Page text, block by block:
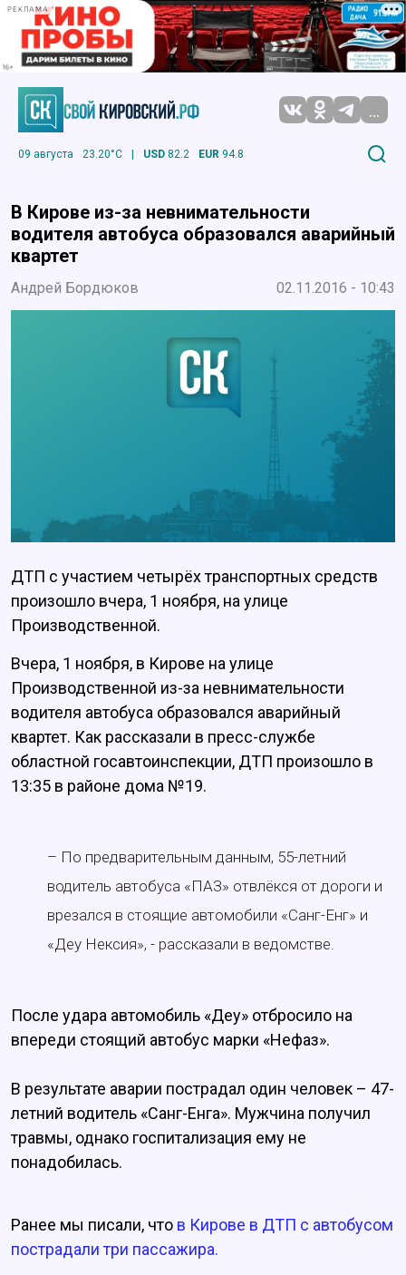
РЕКЛАМА
...
09 августа 23.20°C | USD 82.2 EUR 94.8
В Кирове из-за невнимательности
водителя автобуса образовался аварийный
квартет
Андрей Бордюков 02.11.2016 - 10:43
ДТП с участием четырёх транспортных средств
произошло вчера, 1 ноября, на улице
Производственной.
Вчера, 1 ноября, в Кирове на улице
Производственной из-за невнимательности
водителя автобуса образовался аварийный
квартет. Как рассказали в пресс-службе
областной госавтоинспекции, ДТП произошло в
13:35 в районе дома №19.
– По предварительным данным, 55-летний
водитель автобуса «ПАЗ» отвлёкся от дороги и
врезался в стоящие автомобили «Санг-Енг» и
«Деу Нексия», - рассказали в ведомстве.
После удара автомобиль «Деу» отбросило на
впереди стоящий автобус марки «Нефаз».
В результате аварии пострадал один человек – 47-
летний водитель «Санг-Енга». Мужчина получил
травмы, однако госпитализация ему не
понадобилась.
Ранее мы писали, что в Кирове в ДТП с автобусом
пострадали три пассажира.